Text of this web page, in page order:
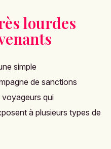
lourdes
simple
de sanctions
voyageurs qui
à plusieurs types de